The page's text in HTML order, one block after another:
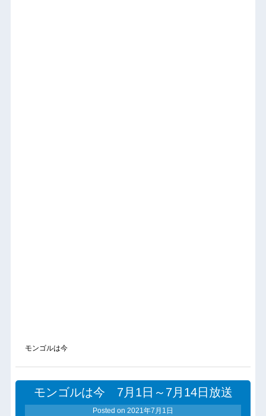
モンゴルは今
モンゴルは今 7月1日～7月14日放送
Posted on 2021年7月1日